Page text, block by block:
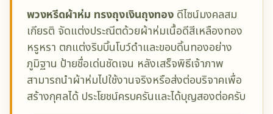
พวงหรีดผ้าห่ม ทรงถุงเงินถุงทอง ดีไซน์มงคลสม
เกียรติ จัดแต่งประณีตด้วยผ้าห่มเนื้อดีสีเหลืองทอง
หรูหรา ตกแต่งริบบิ้นโบว์ดำและขอบดิ้นทองอย่าง
ภูมิฐาน ป้ายชื่อเด่นชัดเจน หลังเสร็จพิธีเจ้าภาพ
สามารถนำผ้าห่มไปใช้งานจริงหรือส่งต่อบริจาคเพื่อ
สร้างกุศลได้ ประโยชน์ครบครันและได้บุญสองต่อครับ